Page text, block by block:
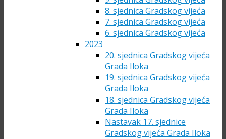
8. sjednica Gradskog vijeća
7. sjednica Gradskog vijeća
6. sjednica Gradskog vijeća
2023
20. sjednica Gradskog vijeća
Grada Iloka
19. sjednica Gradskog vijeća
Grada Iloka
18. sjednica Gradskog vijeća
Grada Iloka
Nastavak 17. sjednice
Gradskog vijeća Grada Iloka